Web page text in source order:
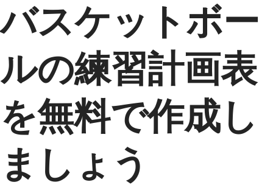
バスケットボー
ルの練習計画表
を無料で作成し
ましょう